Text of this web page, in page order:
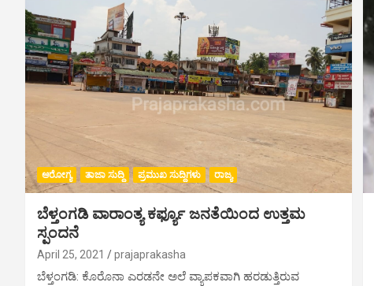
ಆರೋಗ್ಯ ತಾಜಾ ಸುದ್ದಿ ಪ್ರಮುಖ ಸುದ್ದಿಗಳು ರಾಜ್ಯ
ಬೆಳ್ತಂಗಡಿ ವಾರಾಂತ್ಯ ಕರ್ಫ್ಯೂ ಜನತೆಯಿಂದ ಉತ್ತಮ‌
ಸ್ಪಂದನೆ
April 25, 2021 prajaprakasha
ಬೆಳ್ತಂಗಡಿ: ಕೊರೊನಾ ಎರಡನೇ ಅಲೆ ವ್ಯಾಪಕವಾಗಿ ಹರಡುತ್ತಿರುವ